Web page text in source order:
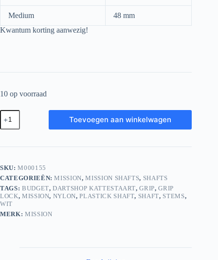
Medium
48 mm
Kwantum korting aanwezig!
10 op voorraad
Mission
Grip
Lock
Shafts
aantal
Toevoegen aan winkelwagen
SKU:M000155
CATEGORIEËN:MISSION,MISSION SHAFTS, SHAFTS
TAGS: BUDGET,DARTSHOP KATTESTAART,GRIP,GRIP
LOCK, MISSION, NYLON,PLASTICK SHAFT, SHAFT, STEMS,
WIT
MERK: MISSION